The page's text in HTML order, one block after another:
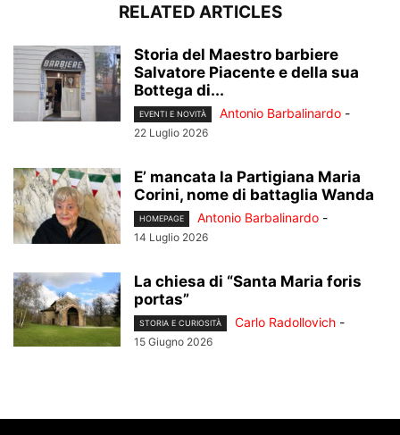
RELATED ARTICLES
Storia del Maestro barbiere
Salvatore Piacente e della sua
Bottega di...
EVENTI E NOVITÀ Antonio Barbalinardo -
22 Luglio 2026
E’ mancata la Partigiana Maria
Corini, nome di battaglia Wanda
HOMEPAGE Antonio Barbalinardo -
14 Luglio 2026
La chiesa di “Santa Maria foris
portas”
STORIA E CURIOSITÀ Carlo Radollovich -
15 Giugno 2026